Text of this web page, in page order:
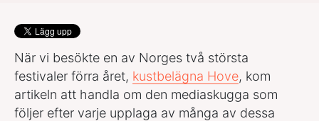
När vi besökte en av Norges två största
festivaler förra året, kustbelägna Hove, kom
artikeln att handla om den mediaskugga som
följer efter varje upplaga av många av dessa